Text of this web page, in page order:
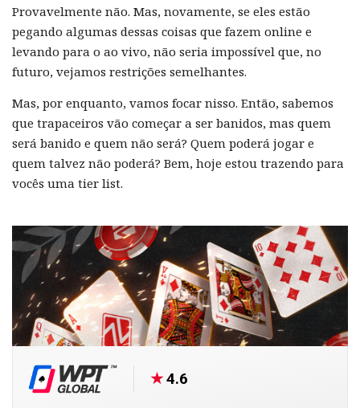
Provavelmente não. Mas, novamente, se eles estão
pegando algumas dessas coisas que fazem online e
levando para o ao vivo, não seria impossível que, no
futuro, vejamos restrições semelhantes.
Mas, por enquanto, vamos focar nisso. Então, sabemos
que trapaceiros vão começar a ser banidos, mas quem
será banido e quem não será? Quem poderá jogar e
quem talvez não poderá? Bem, hoje estou trazendo para
vocês uma tier list.
4.6